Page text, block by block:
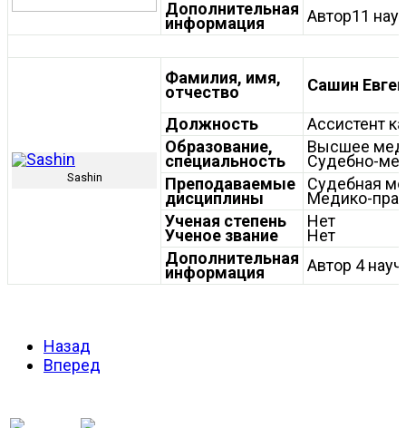
Дополнительная
информация Автор11
Sashin
Фамилия, имя,
отчество Сашин
Должность
Ассистент
Образование,
специальность
Высшее
Судебно-
Преподаваемые
дисциплины
Судебная
Медико-
Ученая степень
Ученое звание
Нет
Нет
Дополнительная
информация Автор 4
Назад
Вперед